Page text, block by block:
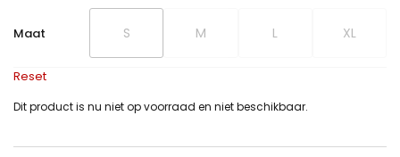
Maat S M L XL
Reset
Dit product is nu niet op voorraad en niet beschikbaar.